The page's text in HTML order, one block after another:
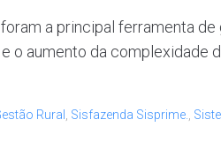
a principal ferramenta
o aumento da complexidade
Rural Sisfazenda Sisprime.